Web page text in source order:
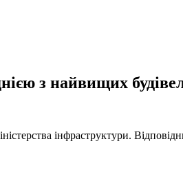
з найвищих
інфраструктури.